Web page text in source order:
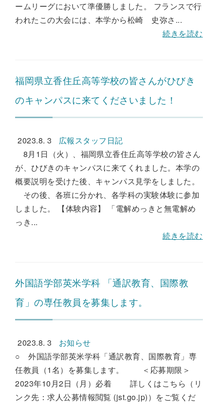
ームリーグにおいて準優勝しました。 フランスで行
われたこの大会には、本学から松崎 史弥さ...
続きを読む
福岡県立香住丘高等学校の皆さんがひびき
のキャンパスに来てくださいました！
2023.8. 3
広報スタッフ日記
8月1日（火）、福岡県立香住丘高等学校の皆さん
が、ひびきのキャンパスに来てくれました。本学の
概要説明を受けた後、キャンパス見学をしました。
その後、各班に分かれ、各学科の実験体験に参加
しました。 【体験内容】 「電解めっきと無電解め
っき...
続きを読む
外国語学部英米学科 「通訳教育、国際教
育」の専任教員を募集します。
2023.8. 3
お知らせ
○ 外国語学部英米学科「通訳教育、国際教育」専
任教員（1名）を募集します。 ＜応募期限＞
2023年10月2日（月）必着 詳しくはこちら（リ
ンク先：求人公募情報閲覧 (jst.go.jp)）をご覧くだ